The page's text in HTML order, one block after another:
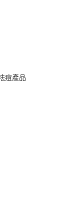
痘產品